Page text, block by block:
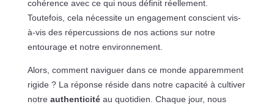
cohérence avec ce qui nous définit réellement.
Toutefois, cela nécessite un engagement conscient vis-
à-vis des répercussions de nos actions sur notre
entourage et notre environnement.
Alors, comment naviguer dans ce monde apparemment
rigide ? La réponse réside dans notre capacité à cultiver
notre authenticitéau quotidien. Chaque jour, nous